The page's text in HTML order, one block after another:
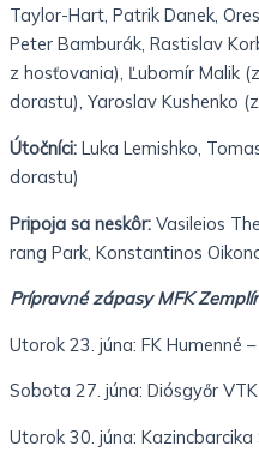
Taylor-Hart, Patrik Danek,
Peter Bamburák, Rastislav
z hosťovania), Ľubomír Malik
dorastu), Yaroslav Kushenko
Útočníci: Luka Lemishko,
dorastu)
Pripoja sa neskôr: Vasileios
rang Park, Konstantinos
Prípravné zápasy MFK
Utorok 23. júna: FK Humenné
Sobota 27. júna: Diósgyőr
Utorok 30. júna: Kazincbarcika